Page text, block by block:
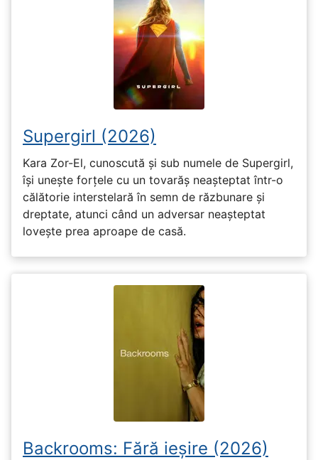
Supergirl (2026)
Kara Zor-El, cunoscută și sub numele de Supergirl,
își unește forțele cu un tovarăș neașteptat într-o
călătorie interstelară în semn de răzbunare și
dreptate, atunci când un adversar neașteptat
lovește prea aproape de casă.
Backrooms: Fără ieșire (2026)